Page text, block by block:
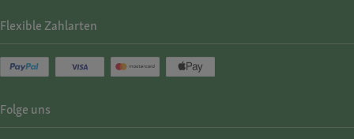
Flexible Zahlarten
Folge uns